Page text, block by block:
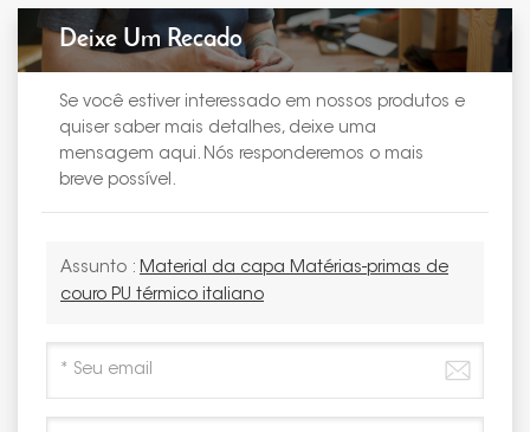
Deixe Um Recado
Se você estiver interessado em nossos produtos e
quiser saber mais detalhes, deixe uma
mensagem aqui. Nós responderemos o mais
breve possível.
Assunto : Material da capa Matérias-primas de
couro PU térmico italiano